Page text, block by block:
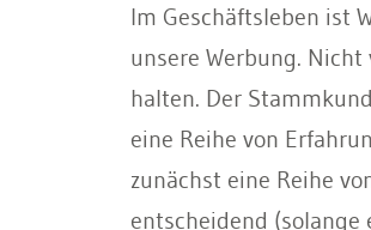
Im Geschäftsleben ist
unsere Werbung.
halten. Der
eine Reihe von
zunächst eine Reihe
entscheidend